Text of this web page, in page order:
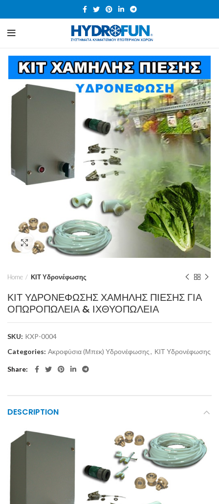
Click to enlarge
Home ΚΙΤ Υδρονέφωσης
ΚΙΤ ΥΔΡΟΝΕΦΩΣΗΣ ΧΑΜΗΛΗΣ ΠΙΕΣΗΣ ΓΙΑ
ΟΠΩΡΟΠΩΛΕΙΑ & ΙΧΘΥΟΠΩΛΕΙΑ
SKU: KXP-0004
Categories: Ακροφύσια (Μπεκ) Υδρονέφωσης, ΚΙΤ Υδρονέφωσης
Share
DESCRIPTION